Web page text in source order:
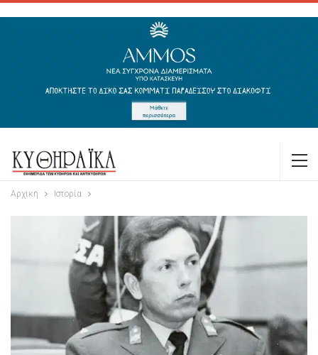
Αρχική Ιστορία